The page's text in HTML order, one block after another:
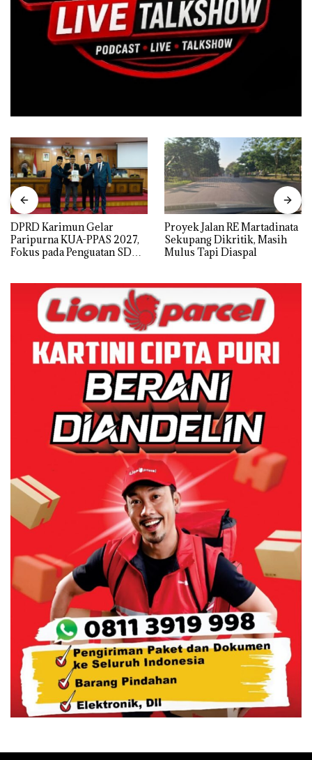
DPRD Karimun Gelar
Paripurna KUA-PPAS 2027,
Fokus pada Penguatan SDM,
Proyek Jalan RE Martadinata
Sekupang Dikritik, Masih
Mulus Tapi Diaspal